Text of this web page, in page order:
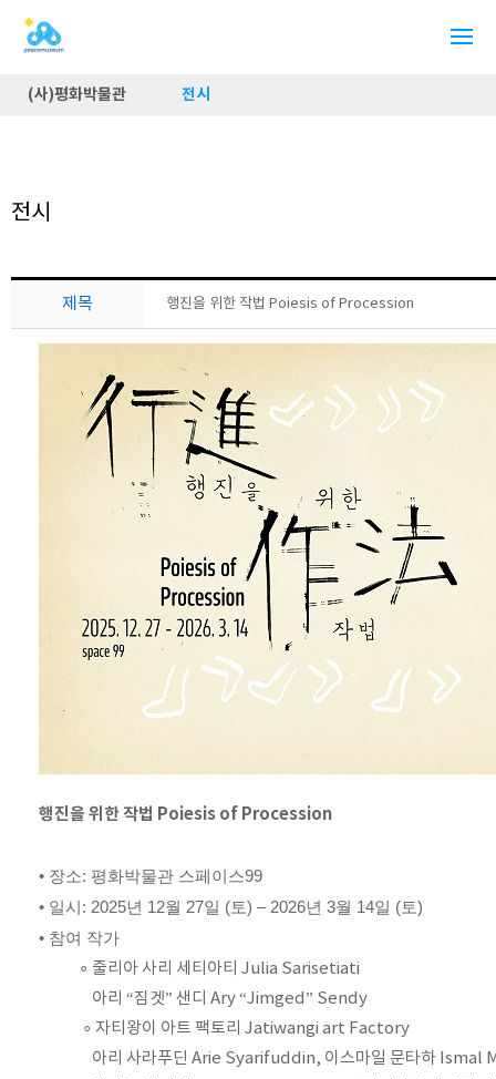
(사)평화박물관 전시
전시
제목 행진을 위한 작법 Poiesis of Procession
행진을 위한 작법 Poiesis of Procession
• 장소: 평화박물관 스페이스99
• 일시: 2025년 12월 27일 (토) – 2026년 3월 14일 (토)
• 참여 작가
∘ 줄리아 사리 세티아티 Julia Sarisetiati
아리 “짐겟” 샌디 Ary “Jimged” Sendy
∘ 자티왕이 아트 팩토리 Jatiwangi art Factory
아리 사라푸딘 Arie Syarifuddin, 이스마일 문타하 Ismal